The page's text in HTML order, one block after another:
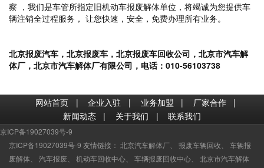
察 ，我们是车管所指定旧机动车报废解体单位，将竭诚为您提供车
辆注销全过程服务， 让您快速，安全，免费办理所有业务。
北京报废汽车，北京报废车，北京报废车回收公司，北京市汽车解
体厂，北京市汽车解体厂有限公司，电话：010-56103738
网站首页 | 企业入驻 | 业务加盟 | 厂家合作
|
新闻动态
| 关于我们 | 联系我们
京ICP备19027039号-9
京ICP备19027039号-9 友情链接： 北京汽车解体厂、 报废车辆回收、 车辆报
废解体、 汽车报废、 机动车回收中心、 车辆报废回收中心、 北京市汽车解体